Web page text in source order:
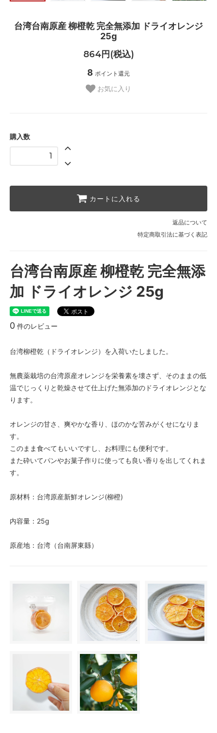
台湾台南原産 柳橙乾 完全無添加 ドライオレンジ
25g
864円(税込)
8 ポイント還元
お気に入り
購入数
カートに入れる
返品について
特定商取引法に基づく表記
台湾台南原産 柳橙乾 完全無添
加 ドライオレンジ 25g
0 件のレビュー
台湾柳橙乾（ドライオレンジ）を入荷いたしました。
無農薬栽培の台湾原産オレンジを栄養素を壊さず、そのままの低
温でじっくりと乾燥させて仕上げた無添加のドライオレンジとな
ります。
オレンジの甘さ、爽やかな香り、ほのかな苦みがくせになりま
す。
このまま食べてもいいですし、お料理にも便利です。
また砕いてパンやお菓子作りに使っても良い香りを出してくれま
す。
原材料：台湾原産新鮮オレンジ(柳橙)
内容量：25g
原産地：台湾（台南屏東縣）